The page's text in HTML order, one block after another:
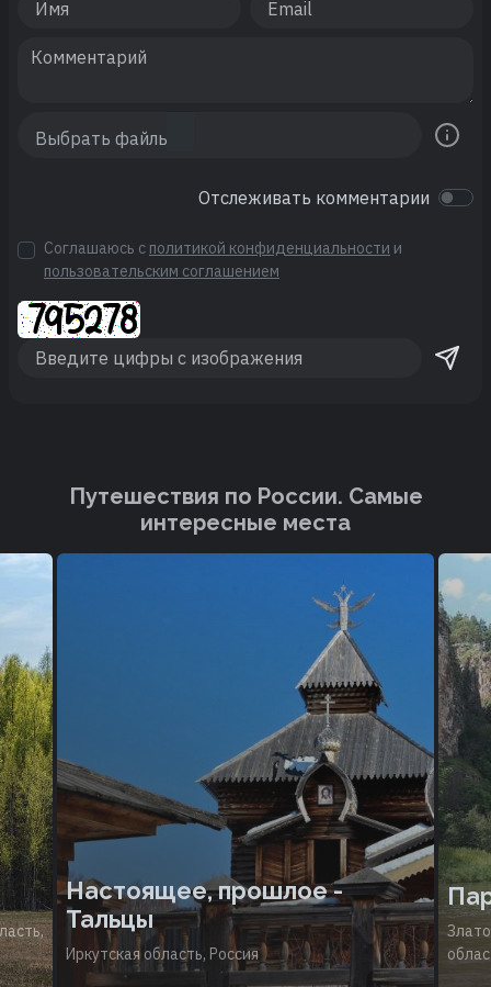
Отслеживать комментарии
Соглашаюсь с политикой конфиденциальности и
пользовательским соглашением
Путешествия по России. Cамые
интересные места
Настоящее, прошлое -
Тальцы
Иркутская область, Россия